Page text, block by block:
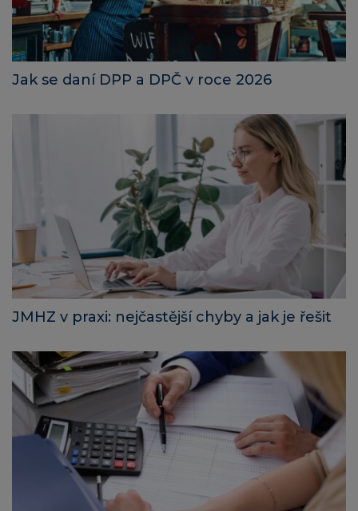
Jak se daní DPP a DPČ v roce 2026
JMHZ v praxi: nejčastější chyby a jak je řešit